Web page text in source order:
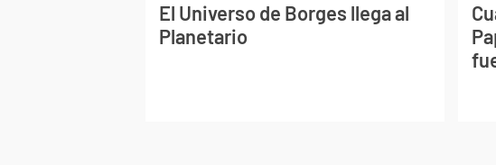
El Universo de Borges llega al
Planetario